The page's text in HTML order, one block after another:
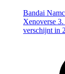
Bandai
Xenoverse
verschijnt in